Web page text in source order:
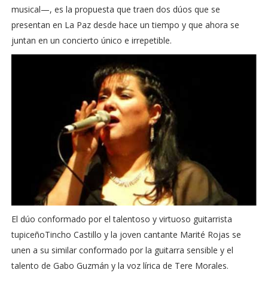
musical—, es la propuesta que traen dos dúos que se
presentan en La Paz desde hace un tiempo y que ahora se
juntan en un concierto único e irrepetible.
El dúo conformado por el talentoso y virtuoso guitarrista
tupiceñoTincho Castillo y la joven cantante Marité Rojas se
unen a su similar conformado por la guitarra sensible y el
talento de Gabo Guzmán y la voz lírica de Tere Morales.